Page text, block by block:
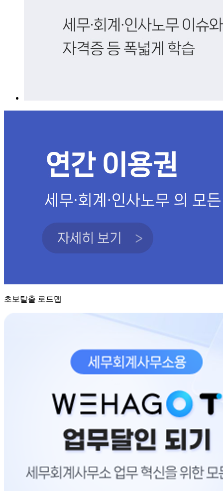
초보탈출 로드맵